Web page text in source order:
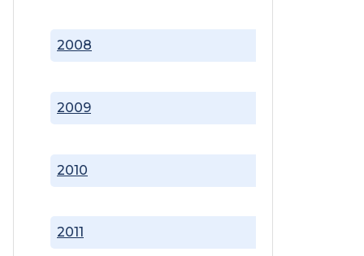
2008
2009
2010
2011